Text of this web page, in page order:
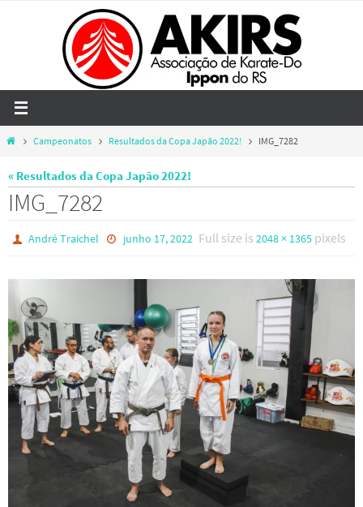
HomeCampeonatos Resultados da Copa Japão 2022! IMG_7282
« Resultados da Copa Japão 2022!
IMG_7282
André Traichel junho 17, 2022 Full size is 2048 × 1365pixels